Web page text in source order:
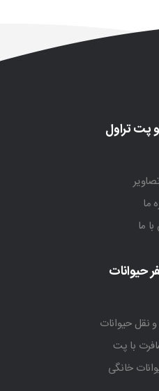
پت تراول
ما
ما
حیوانات
نقل حیوانات
با پت
خانگی